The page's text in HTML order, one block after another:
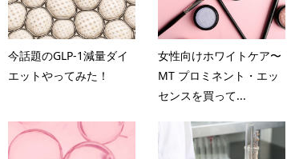
今話題のGLP-1減量ダイ
エットやってみた！
女性向けホワイトケア〜
MT プロミネント・エッ
センスを買って...